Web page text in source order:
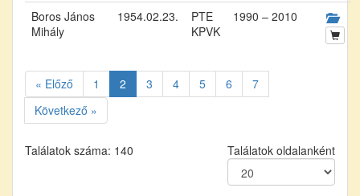
Boros János
Mihály
1954.02.23.
PTE
KPVK
1990 – 2010
« Előző 1 2 3 4 5 6
7
Következő »
Találatok száma: 140 Találatok oldalanként